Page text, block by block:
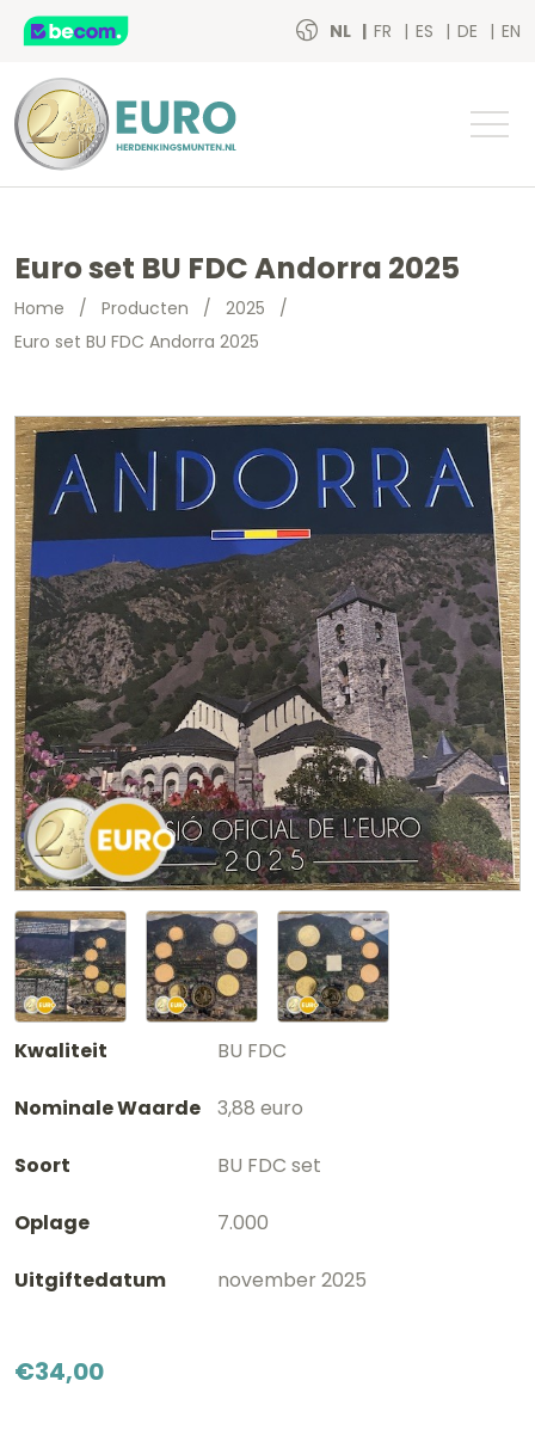
NL FR ES DE EN
Euro set BU FDC Andorra 2025
Home / Producten / 2025 /
Euro set BU FDC Andorra 2025
Kwaliteit BU FDC
Nominale Waarde 3,88 euro
Soort BU FDC set
Oplage 7.000
Uitgiftedatum november 2025
€34,00